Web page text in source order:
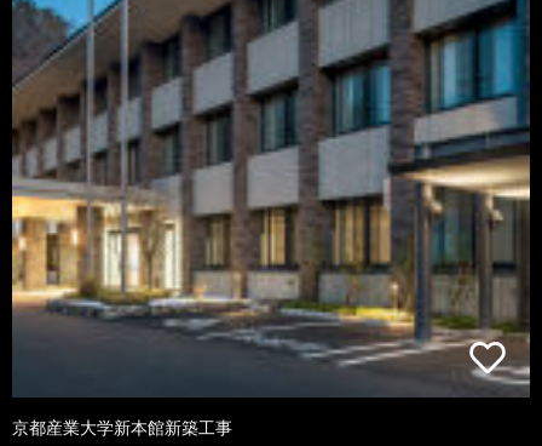
京都産業大学新本館新築工事